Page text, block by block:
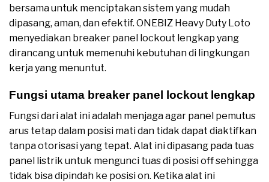
bersama untuk menciptakan sistem yang mudah
dipasang, aman, dan efektif. ONEBIZ Heavy Duty Loto
menyediakan breaker panel lockout lengkap yang
dirancang untuk memenuhi kebutuhan di lingkungan
kerja yang menuntut.
Fungsi utama breaker panel lockout lengkap
Fungsi dari alat ini adalah menjaga agar panel pemutus
arus tetap dalam posisi mati dan tidak dapat diaktifkan
tanpa otorisasi yang tepat. Alat ini dipasang pada tuas
panel listrik untuk mengunci tuas di posisi off sehingga
tidak bisa dipindah ke posisi on. Ketika alat ini